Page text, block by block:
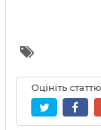
Оцініть